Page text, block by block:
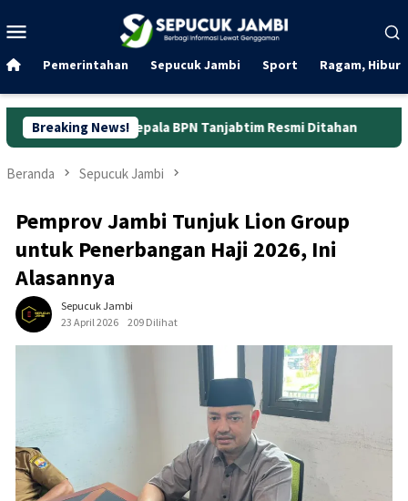
ke
Mobile
Pemerintahan Sepucuk Jambi Sport Ragam,
Breaking News!
Kepala BPN Tanjabtim Resmi Ditahan Dunia Kerja
Beranda Sepucuk Jambi
Pemprov Jambi Tunjuk Lion Group
untuk Penerbangan Haji 2026, Ini
Alasannya
Sepucuk Jambi
23 April 2026
209 Dilihat